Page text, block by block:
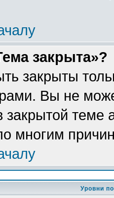
закрыта»?
закрыты
Вы не
теме
многим
Уровни